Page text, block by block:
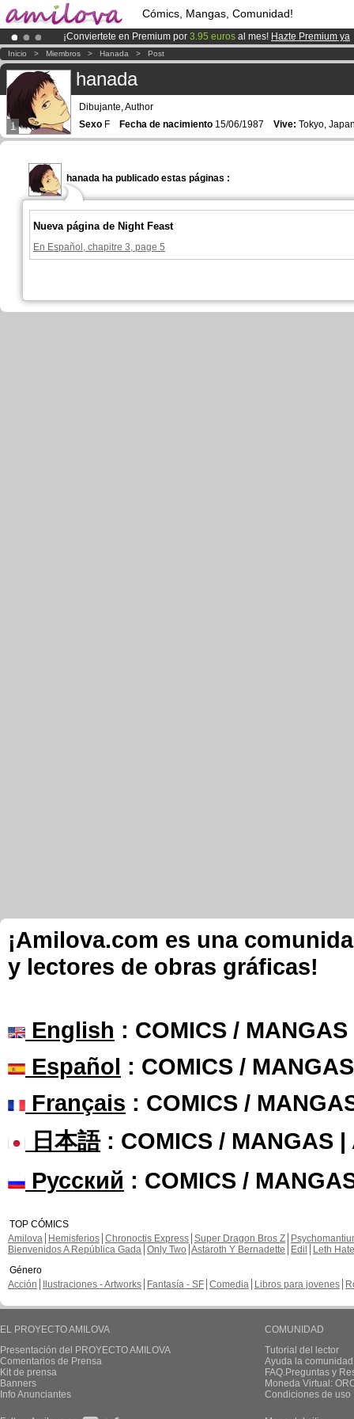
Cómics, Mangas, Comunidad!
¡Conviertete en Premium por 3.95 euros al mes! Hazte Premium ya
¡Ya tenemos 100000miembrosy 1000Cómics y Mangas!.
¡El Kickstarter Amilova está desormado lanzado!.
Inicio > Miembros > Hanada > Post
1
hanada
Dibujante, Author
Sexo F Fecha de nacimiento 15/06/1987 Vive: Tokyo,
hanada ha publicado estas páginas :
Nueva página de Night Feast
En Español, chapitre 3, page 5
¡Amilova.com es una
y lectores de obras gráficas!
English : COMICS /
Español : COMICS /
Français : COMICS /
日本語: COMICS / MANGAS |
Русский : COMICS /
TOP CÓMICS
Amilova
Hemisferios Chronoctis Express Super Dragon Bros Z
Bienvenidos A República Gada Only Two Astaroth Y Bernadette Edil
Leth Hate
Género
Acción
Ilustraciones - Artworks Fantasía - SF Comedia Libros para jovenes
EL PROYECTO AMILOVA
Presentación del PROYECTO AMILOVA
Comentarios de Prensa
Kit de prensa
Banners
Info Anunciantes
COMUNIDAD
Tutorial del lector
Ayuda la
FAQ.Preguntas y
Moneda Virtual:
Condiciones de uso